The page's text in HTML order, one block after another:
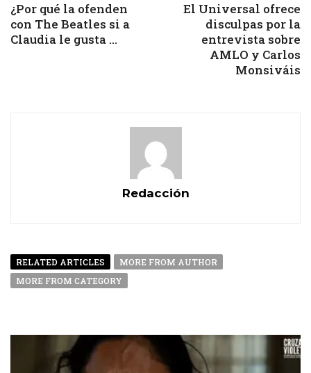
¿Por qué la ofenden
con The Beatles si a
Claudia le gusta ...
El Universal ofrece
disculpas por la
entrevista sobre
AMLO y Carlos
Monsiváis
Redacción
RELATED ARTICLES
MORE FROM AUTHOR
MORE FROM CATEGORY